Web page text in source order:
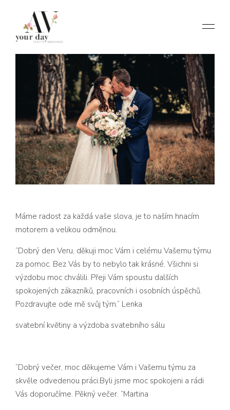
Máme radost za každá vaše slova, je to naším hnacím
motorem a velikou odměnou.
“Dobrý den Veru, děkuji moc Vám i celému Vašemu týmu
za pomoc. Bez Vás by to nebylo tak krásné. Všichni si
výzdobu moc chválili. Přeji Vám spoustu dalších
spokojených zákazníků, pracovních i osobních úspěchů.
Pozdravujte ode mě svůj tým.“ Lenka
svatební květiny a výzdoba svatebního sálu
“Dobrý večer, moc děkujeme Vám i Vašemu týmu za
skvěle odvedenou práci.Byli jsme moc spokojeni a rádi
Vás doporučíme. Pěkný večer. “Martina